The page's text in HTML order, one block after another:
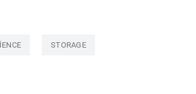
STORAGE